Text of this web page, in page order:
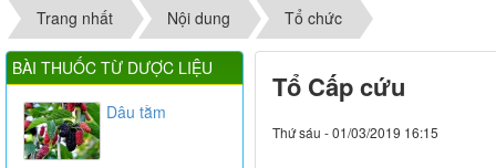
Trang nhất Nội dung Tổ chức
Tổ Cấp cứu
Thứ sáu - 01/03/2019 16:15
BÀI THUỐC TỪ DƯỢC LIỆU
Dâu tằm